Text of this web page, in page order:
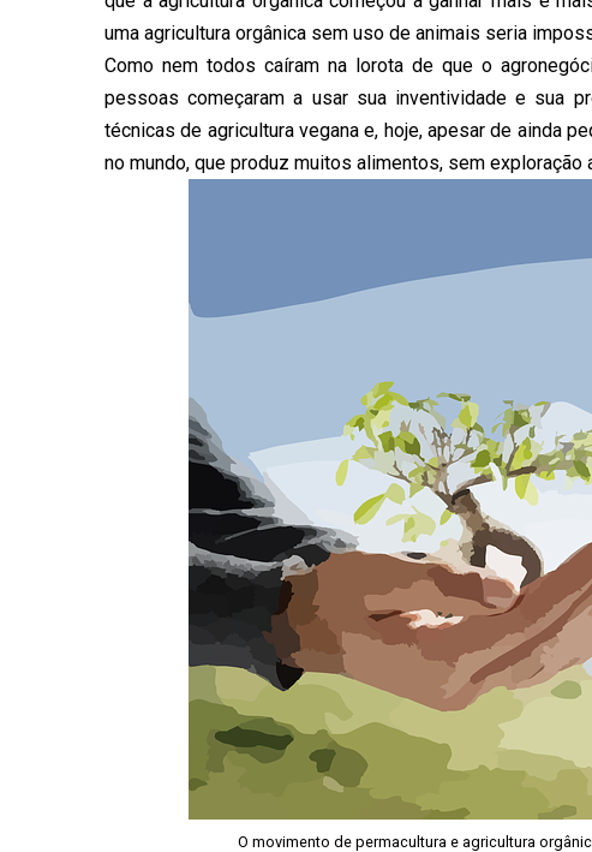
uma agricultura orgânica sem uso de animais seria
Como nem todos caíram na lorota de que o
pessoas começaram a usar sua inventividade e sua
técnicas de agricultura vegana e, hoje, apesar de ainda
no mundo, que produz muitos alimentos, sem
O movimento de permacultura e agricultura